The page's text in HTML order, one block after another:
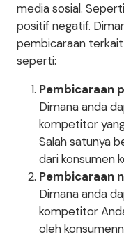
media sosial.
positif negatif.
pembicaraan
seperti:
Pembicaraan
Dimana anda
kompetitor
Salah satunya
dari konsumen
Pembicaraan
Dimana anda
kompetitor
oleh